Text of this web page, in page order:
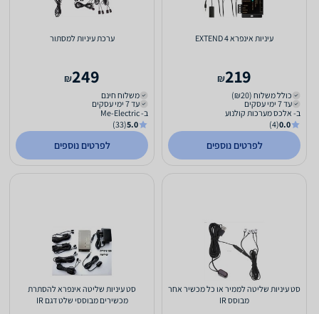
עיניות אינפרא EXTEND 4
219
₪
כולל משלוח (₪20)
עד 7 ימי עסקים
ב- אלכס מערכות קולנוע
0.0
(4)
לפרטים נוספים
ערכת עיניות למסתור
249
₪
משלוח חינם
עד 7 ימי עסקים
ב- Me-Electric
5.0
(33)
לפרטים נוספים
סט עיניות שליטה לממיר או כל מכשיר אחר
מבוסס IR
סט עיניות שליטה אינפרא להסתרת
מכשירים מבוססי שלט דגם IR